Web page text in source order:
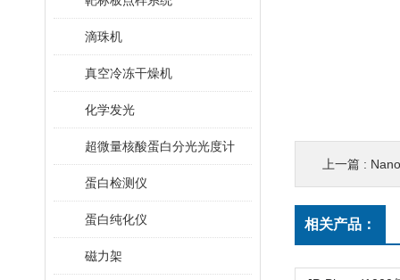
滴珠机
真空冷冻干燥机
化学发光
超微量核酸蛋白分光光度计
蛋白检测仪
蛋白纯化仪
磁力架
上一篇 :
相关产品：